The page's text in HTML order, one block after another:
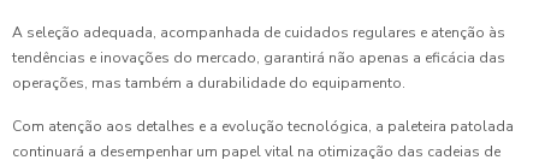
A seleção adequada, acompanhada de cuidados regulares e atenção às
tendências e inovações do mercado, garantirá não apenas a eficácia das
operações, mas também a durabilidade do equipamento.
Com atenção aos detalhes e a evolução tecnológica, a paleteira patolada
continuará a desempenhar um papel vital na otimização das cadeias de